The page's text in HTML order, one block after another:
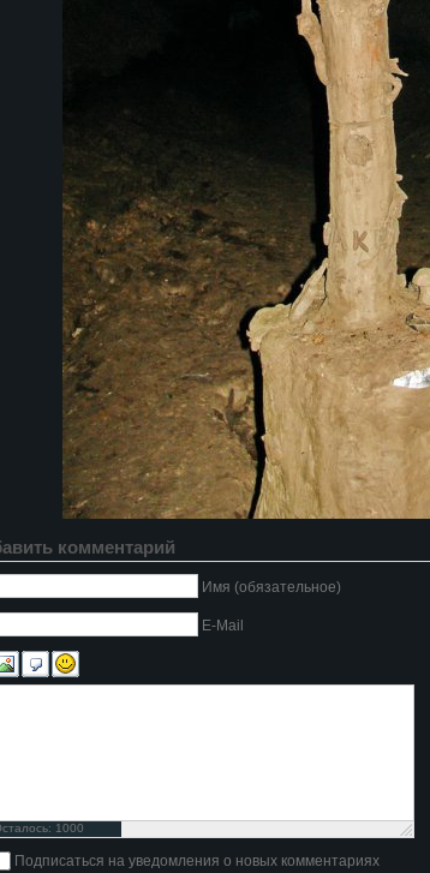
комментарий
Имя (обязательное)
E-Mail
1000
Подписаться на уведомления о новых комментариях